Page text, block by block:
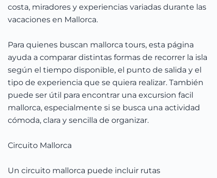
costa, miradores y experiencias variadas durante las
vacaciones en Mallorca.
Para quienes buscan mallorca tours, esta página
ayuda a comparar distintas formas de recorrer la isla
según el tiempo disponible, el punto de salida y el
tipo de experiencia que se quiera realizar. También
puede ser útil para encontrar una excursion facil
mallorca, especialmente si se busca una actividad
cómoda, clara y sencilla de organizar.
Circuito Mallorca
Un circuito mallorca puede incluir rutas